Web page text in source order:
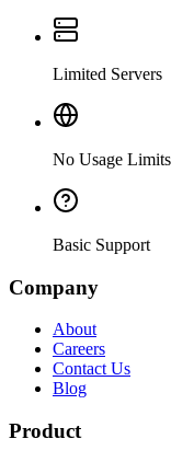
Limited Servers
No Usage Limits
Basic Support
Company
About
Careers
Contact Us
Blog
Product